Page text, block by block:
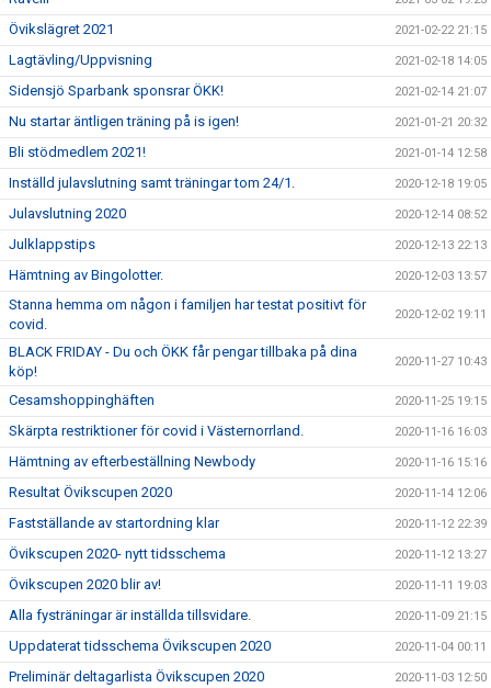
Övikslägret 2021 2021-02-22 21:15
Lagtävling/Uppvisning 2021-02-18 14:05
Sidensjö Sparbank sponsrar ÖKK! 2021-02-14 21:07
Nu startar äntligen träning på is igen! 2021-01-21 20:32
Bli stödmedlem 2021! 2021-01-14 12:58
Inställd julavslutning samt träningar tom 24/1. 2020-12-18 19:05
Julavslutning 2020 2020-12-14 08:52
Julklappstips 2020-12-13 22:13
Hämtning av Bingolotter. 2020-12-03 13:57
Stanna hemma om någon i familjen har testat positivt för
covid.
2020-12-02 19:11
BLACK FRIDAY - Du och ÖKK får pengar tillbaka på dina
köp!
2020-11-27 10:43
Cesamshoppinghäften 2020-11-25 19:15
Skärpta restriktioner för covid i Västernorrland. 2020-11-16 16:03
Hämtning av efterbeställning Newbody 2020-11-16 15:16
Resultat Övikscupen 2020 2020-11-14 12:06
Fastställande av startordning klar 2020-11-12 22:39
Övikscupen 2020- nytt tidsschema 2020-11-12 13:27
Övikscupen 2020 blir av! 2020-11-11 19:03
Alla fysträningar är inställda tillsvidare. 2020-11-09 21:15
Uppdaterat tidsschema Övikscupen 2020 2020-11-04 00:11
Preliminär deltagarlista Övikscupen 2020 2020-11-03 12:50